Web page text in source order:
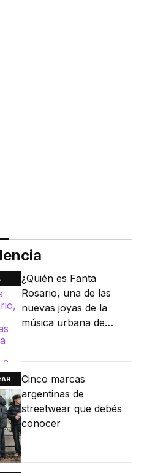
¿Quién es Fanta
Rosario, una de las
nuevas joyas de la
música urbana de
Cinco marcas
argentinas de
streetwear que debés
conocer